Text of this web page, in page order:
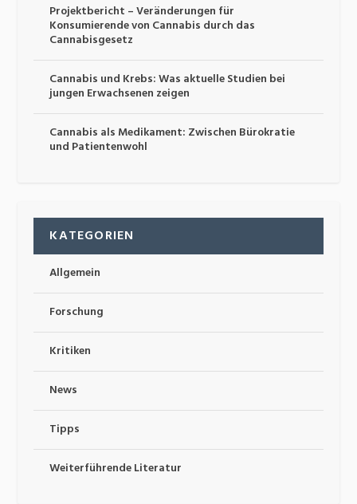
Projektbericht – Veränderungen für
Konsumierende von Cannabis durch das
Cannabisgesetz
Cannabis und Krebs: Was aktuelle Studien bei
jungen Erwachsenen zeigen
Cannabis als Medikament: Zwischen Bürokratie
und Patientenwohl
KATEGORIEN
Allgemein
Forschung
Kritiken
News
Tipps
Weiterführende Literatur